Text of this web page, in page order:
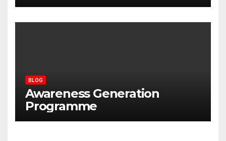
BLOG
Awareness Generation
Programme